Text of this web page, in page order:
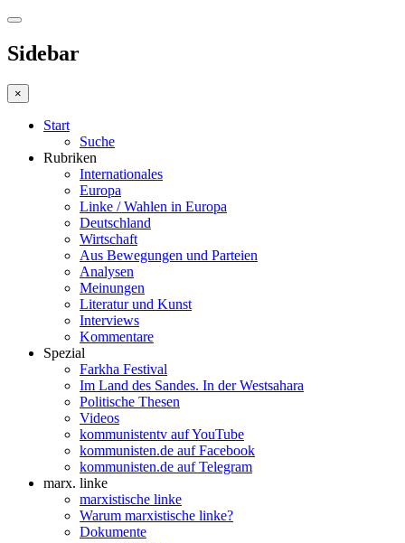
Sidebar
×
Start
Suche
Rubriken
Internationales
Europa
Linke / Wahlen in Europa
Deutschland
Wirtschaft
Aus Bewegungen und Parteien
Analysen
Meinungen
Literatur und Kunst
Interviews
Kommentare
Spezial
Farkha Festival
Im Land des Sandes. In der Westsahara
Politische Thesen
Videos
kommunistentv auf YouTube
kommunisten.de auf Facebook
kommunisten.de auf Telegram
marx. linke
marxistische linke
Warum marxistische linke?
Dokumente